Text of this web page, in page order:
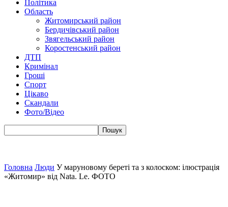
Політика
Область
Житомирський район
Бердичівський район
Звягельський район
Коростенський район
ДТП
Кримінал
Гроші
Спорт
Цікаво
Скандали
Фото/Відео
Головна Люди У маруновому береті та з колоском: ілюстрація
«Житомир» від Nata. Le. ФОТО